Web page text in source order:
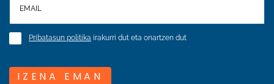
Pribatasun politika irakurri dut eta onartzen dut
IZENA EMAN